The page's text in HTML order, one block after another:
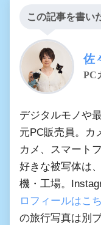
この記事を書い
佐
PC
デジタルモノや
元PC販売員。カ
カメ、スマート
好きな被写体は
機・工場。
ロフィールはこ
の旅行写真は別